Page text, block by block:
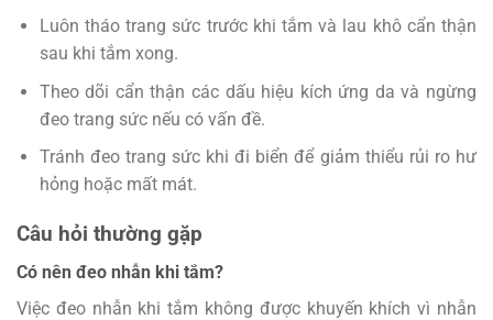
Luôn tháo trang sức trước khi tắm và lau khô cẩn thận
sau khi tắm xong.
Theo dõi cẩn thận các dấu hiệu kích ứng da và ngừng
đeo trang sức nếu có vấn đề.
Tránh đeo trang sức khi đi biển để giảm thiểu rủi ro hư
hỏng hoặc mất mát.
Câu hỏi thường gặp
Có nên đeo nhẫn khi tắm?
Việc đeo nhẫn khi tắm không được khuyến khích vì nhẫn